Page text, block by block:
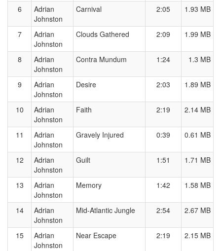
6
Adrian
Johnston
Carnival 2:05 1.93 MB
7
Adrian
Johnston
Clouds Gathered 2:09 1.99 MB
8
Adrian
Johnston
Contra Mundum 1:24 1.3 MB
9
Adrian
Johnston
Desire 2:03 1.89 MB
10
Adrian
Johnston
Faith 2:19 2.14 MB
11
Adrian
Johnston
Gravely Injured 0:39 0.61 MB
12
Adrian
Johnston
Guilt 1:51 1.71 MB
13
Adrian
Johnston
Memory 1:42 1.58 MB
14
Adrian
Johnston
Mid-Atlantic Jungle 2:54 2.67 MB
15
Adrian
Johnston
Near Escape 2:19 2.15 MB